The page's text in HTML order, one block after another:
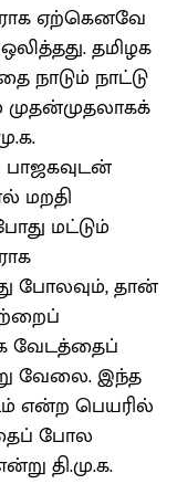
ஏற்கெனவே
தமிழக
நாடும் நாட்டு
மறதி
மட்டும்
போலவும், தான்
வேடத்தைப்
வேலை. இந்த
என்ற பெயரில்
போல
தி.மு.க.